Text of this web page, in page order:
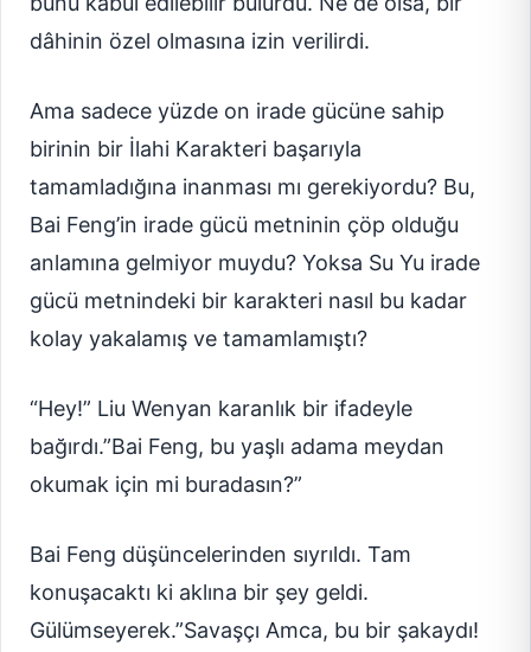
dâhinin özel olmasına izin verilirdi.
Ama sadece yüzde on irade gücüne sahip
birinin bir İlahi Karakteri başarıyla
tamamladığına inanması mı gerekiyordu? Bu,
Bai Feng’in irade gücü metninin çöp olduğu
anlamına gelmiyor muydu? Yoksa Su Yu irade
gücü metnindeki bir karakteri nasıl bu kadar
kolay yakalamış ve tamamlamıştı?
“Hey!” Liu Wenyan karanlık bir ifadeyle
bağırdı.”Bai Feng, bu yaşlı adama meydan
okumak için mi buradasın?”
Bai Feng düşüncelerinden sıyrıldı. Tam
konuşacaktı ki aklına bir şey geldi.
Gülümseyerek.”Savaşçı Amca, bu bir şakaydı!